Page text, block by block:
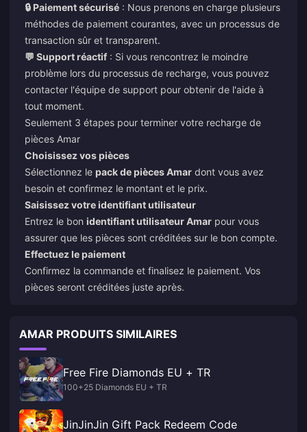
🔒 Paiement sécurisé : Nous prenons en charge plusieurs
méthodes de paiement courantes, avec un processus de
transaction sûr et transparent.
💬 Support réactif : Si vous rencontrez le moindre
problème lors du processus de recharge, vous pouvez
contacter l'équipe de support pour obtenir de l'aide à
tout moment.
Seulement 3 étapes pour terminer votre recharge de
pièces Amar
Choisissez vos pièces
Sélectionnez le pack de pièces Amar dont vous avez
besoin et confirmez le montant et le prix.
Saisissez votre identifiant utilisateur
Entrez le bon identifiant utilisateur Amar pour vous
assurer que les pièces sont créditées sur le bon compte.
Effectuez le paiement
Confirmez la commande et finalisez le paiement. Vos
pièces seront créditées juste après.
AMAR PRODUITS SIMILAIRES
Free Fire Diamonds EU + TR
100+25 Diamonds EU + TR
JinJinJin Gift Pack Redeem Code